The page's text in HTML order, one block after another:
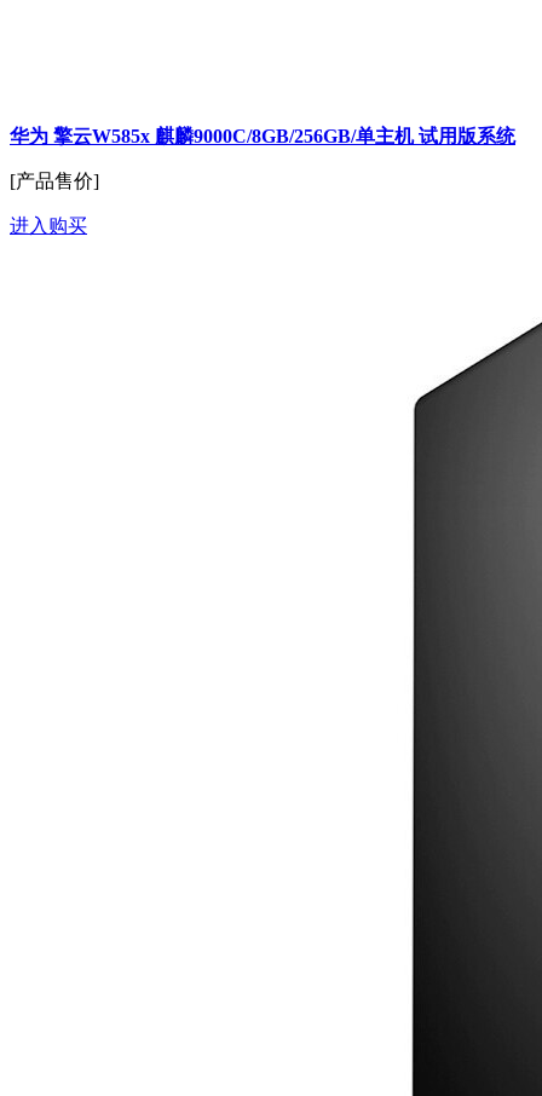
华为 擎云W585x 麒麟9000C/8GB/256GB/单主机 试用版系统
[产品售价]
进入购买